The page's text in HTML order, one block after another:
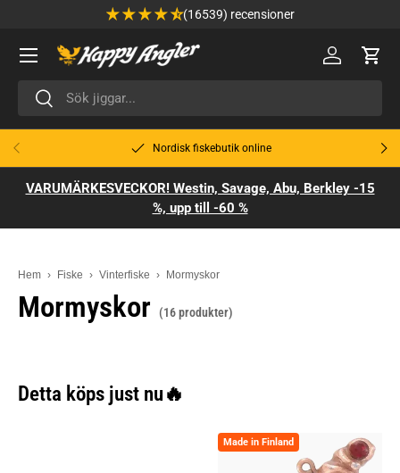
(16539) recensioner
SökSök
🔑 Logga
Meny
Tidigare Nordisk fiskebutik online
VARUMÄRKESVECKOR! Westin, Savage, Abu, Berkley -15
%, upp till -60 %
Hem › Fiske › Vinterfiske › Mormyskor
Mormyskor (16 produkter)
Detta köps just nu🔥
Made in Finland